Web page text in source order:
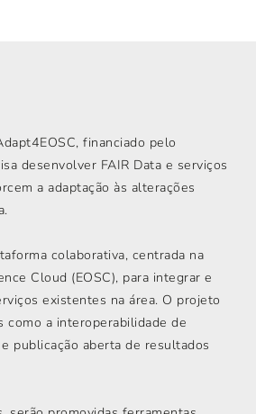
financiado pelo
desenvolver FAIR Data e serviços
a adaptação às alterações
colaborativa, centrada na
Cloud (EOSC), para integrar e
existentes na área. O projeto
como a interoperabilidade de
publicação aberta de resultados